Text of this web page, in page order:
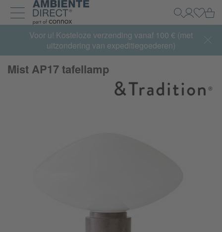
Home
Navigatie uit- en inklappen
Zoeken
Mijn
Summer Sale:met tot 65% korting >> nu bestellen
Voor u! Kosteloze verzending vanaf 100 € (met
uitzondering van expeditiegoederen)
Mist AP17 tafellamp